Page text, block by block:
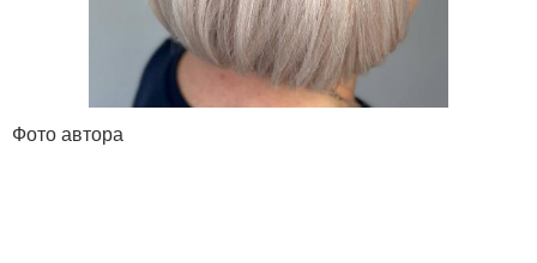
Фото автора